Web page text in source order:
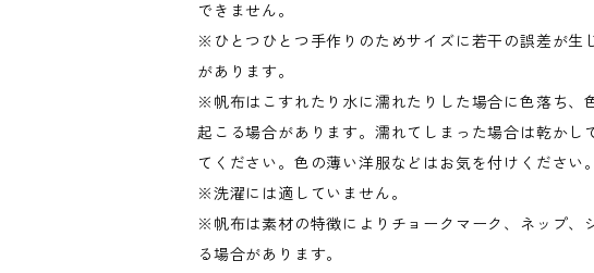
できません。
※ひとつひとつ手作りのためサイズに若干の誤差が生
があります。
※帆布はこすれたり水に濡れたりした場合に色落ち、
起こる場合があります。濡れてしまった場合は乾かし
てください。色の薄い洋服などはお気を付けください。
※洗濯には適していません。
※帆布は素材の特徴によりチョークマーク、ネップ、
る場合があります。